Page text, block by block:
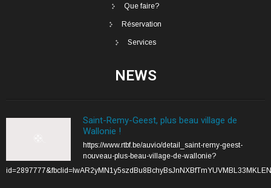
Que faire?
Réservation
Services
NEWS
Saint-Remy-Geest, plus beau village de
Wallonie !
https://www.rtbf.be/auvio/detail_saint-remy-geest-
nouveau-plus-beau-village-de-wallonie?